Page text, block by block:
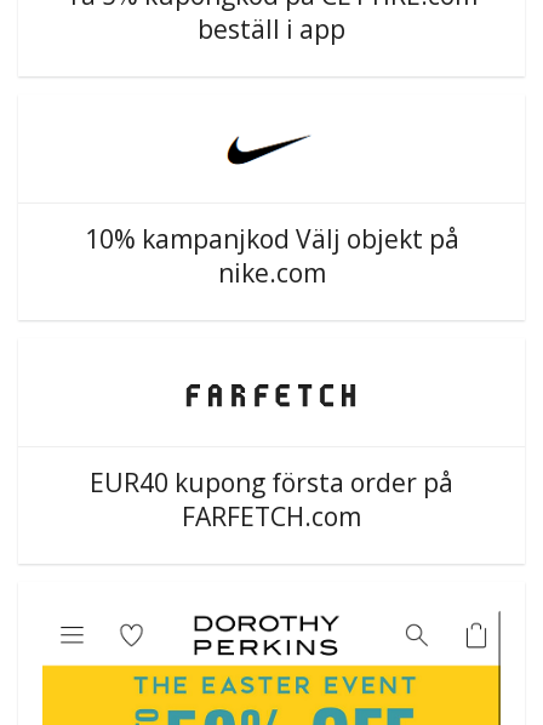
beställ i app
10% kampanjkod Välj objekt på
nike.com
EUR40 kupong första order på
FARFETCH.com